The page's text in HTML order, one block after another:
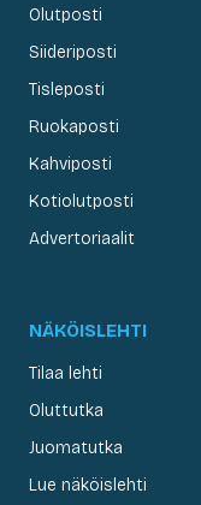
Olutposti
Siideriposti
Tisleposti
Ruokaposti
Kahviposti
Kotiolutposti
Advertoriaalit
NÄKÖISLEHTI
Tilaa lehti
Oluttutka
Juomatutka
Lue näköislehti